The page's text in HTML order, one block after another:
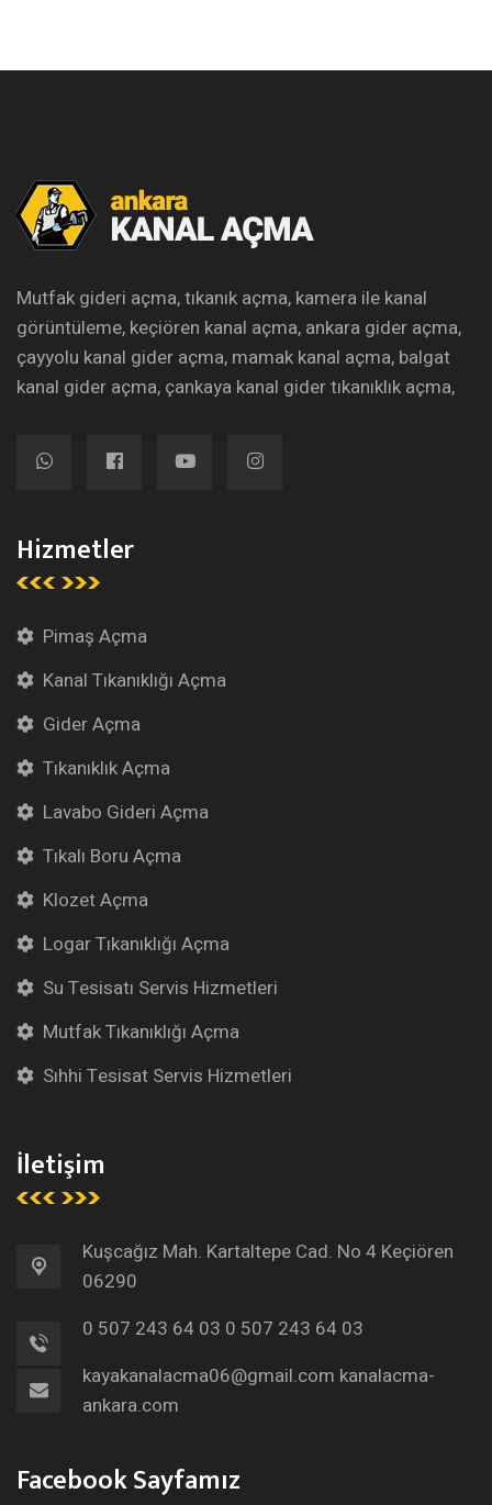
Mutfak gideri açma, tıkanık açma, kamera ile kanal
görüntüleme, keçiören kanal açma, ankara gider açma,
çayyolu kanal gider açma, mamak kanal açma, balgat
kanal gider açma, çankaya kanal gider tıkanıklık açma,
Hizmetler
Pimaş Açma
Kanal Tıkanıklığı Açma
Gider Açma
Tıkanıklık Açma
Lavabo Gideri Açma
Tıkalı Boru Açma
Klozet Açma
Logar Tıkanıklığı Açma
Su Tesisatı Servis Hizmetleri
Mutfak Tıkanıklığı Açma
Sıhhi Tesisat Servis Hizmetleri
İletişim
Kuşcağız Mah. Kartaltepe Cad. No 4 Keçiören
06290
0 507 243 64 03 0 507 243 64 03
kayakanalacma06@gmail.com kanalacma-
ankara.com
Facebook Sayfamız